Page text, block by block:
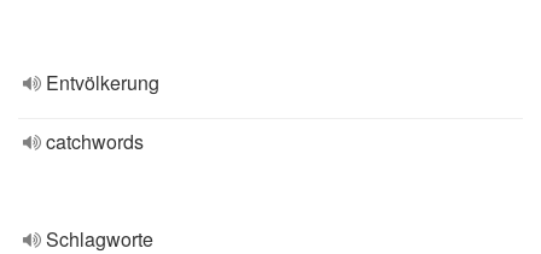
Entvölkerung
catchwords
Schlagworte